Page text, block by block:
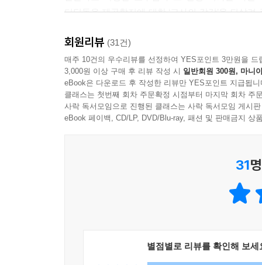
디딤돌을 제공할지에 대한 ‘교사의 감각’을 되살
인지도를 쌓는 전략, 악보만으로 얻기 어려운
선생님이라면 이 책에서 반드시 단서를 찾을 수 있
연령대별 피아노 교수법부터 악곡의 듣기·해석·울
피아노 선생님과 학생이 모두 배워야 할 연주의 마
공개한다. 그를 6세부터 12년간 지도한 저자는
사례에 그치지 않고, 다양한 학생에게 적용 가능
교육법을 소개한다. 특히 학생이 슬럼프에 빠지
회원리뷰 (31건)
매주 10건의 우수리뷰를 선정하여 YES포인트 3만원을 드
3,000원 이상 구매 후 리뷰 작성 시 일반회원 300원, 마니
eBook은 다운로드 후 작성한 리뷰만 YES포인트 지급됩니
클래스는 첫번째 회차 주문확정 시점부터 마지막 회차 주
사락 독서모임으로 진행된 클래스는 사락 독서모임 게시
eBook 페이백, CD/LP, DVD/Blu-ray, 패션 및 판매금지 상
31
별점별로 리뷰를 확인해 보세